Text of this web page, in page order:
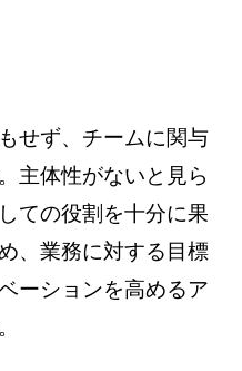
せず、チームに関与
主体性がないと見ら
ての役割を十分に果
、業務に対する目標
ーションを高めるア